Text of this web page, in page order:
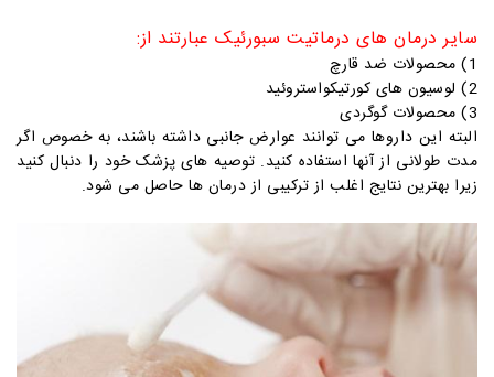
سایر درمان های درماتیت سبورئیک عبارتند از:
1) محصولات ضد قارچ
2) لوسیون های کورتیکواستروئید
3) محصولات گوگردی
البته این داروها می توانند عوارض جانبی داشته باشند، به خصوص اگر
مدت طولانی از آنها استفاده کنید. توصیه های پزشک خود را دنبال کنید
زیرا بهترین نتایج اغلب از ترکیبی از درمان ها حاصل می شود.